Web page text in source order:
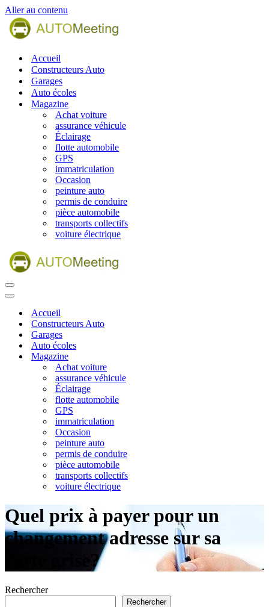
Aller au contenu
Accueil
Constructeurs Auto
Garages
Auto écoles
Magazine
Achat voiture
assurance véhicule
Éclairage
flotte automobile
GPS
immatriculation
Occasion
peinture auto
permis de conduire
pièce automobile
transports collectifs
voiture électrique
Menu
de
Menu
navigationAccueil
Constructeurs Auto
Garages
Auto écoles
Magazine
Achat voiture
assurance véhicule
Éclairage
flotte automobile
GPS
immatriculation
Occasion
peinture auto
permis de conduire
pièce automobile
transports collectifs
voiture électrique
Quel prix à payer pour un
changement adresse sur sa
carte grise?
Rechercher
Rechercher